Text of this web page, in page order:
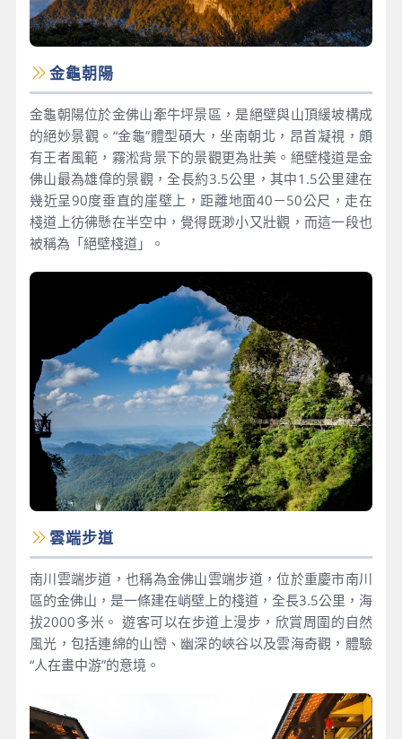
金龜朝陽
金龜朝陽位於金佛山牽牛坪景區，是絕壁與山頂緩坡構成
的絕妙景觀。“金龜”體型碩大，坐南朝北，昂首凝視，頗
有王者風範，霧淞背景下的景觀更為壯美。絕壁棧道是金
佛山最為雄偉的景觀，全長約3.5公里，其中1.5公里建在
幾近呈90度垂直的崖壁上，距離地面40－50公尺，走在
棧道上彷彿懸在半空中，覺得既渺小又壯觀，而這一段也
被稱為「絕壁棧道」。
雲端步道
南川雲端步道，也稱為金佛山雲端步道，位於重慶市南川
區的金佛山，是一條建在峭壁上的棧道，全長3.5公里，海
拔2000多米。 遊客可以在步道上漫步，欣賞周圍的自然
風光，包括連綿的山巒、幽深的峽谷以及雲海奇觀，體驗
“人在畫中游”的意境。